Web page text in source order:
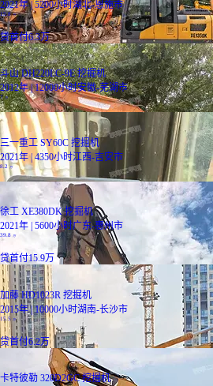
2021年 | 5200小时湖北-恩施市
15.8万
贷首付6.3万
斗山 DH220LC-9E 挖掘机
2012年 | 12000小时安徽-芜湖市
7万
三一重工 SY60C 挖掘机
2021年 | 4350小时江西-吉安市
8.2 万
徐工 XE380DK 挖掘机
2021年 | 5600小时广东-惠州市
39.8 万
贷首付15.9万
加藤 HD1023R 挖掘机
2015年 | 10000小时湖南-长沙市
15.5
贷首付6.2万
卡特彼勒 320D2GC 挖掘机